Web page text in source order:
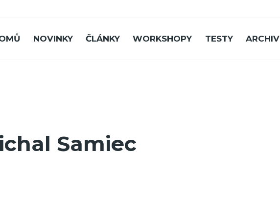
NOVINKY ČLÁNKY WORKSHOPY TESTY ARCHIV
Samiec